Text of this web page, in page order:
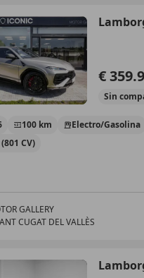
€
Sin
100 km
Electro/Gasolina
CV)
GALLERY
CUGAT DEL VALLÈS